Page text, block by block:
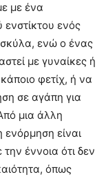
με ένα
ενός
σκύλα, ενώ ο ένας
με γυναίκες ή
φετίχ, ή να
σε αγάπη για
μια άλλη
είναι
έννοια ότι δεν
όπως